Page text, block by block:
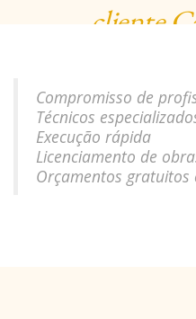
cliente
Compromisso de
Técnicos
Execução rápida
Licenciamento de
Orçamentos gratuitos